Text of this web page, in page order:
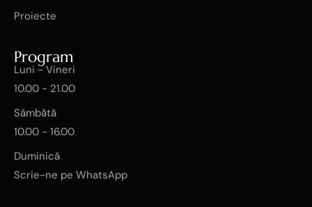
Proiecte
Program
Luni - Vineri
10.00 - 21.00
Sâmbătă
10.00 - 16.00
Duminică
Scrie-ne pe WhatsApp